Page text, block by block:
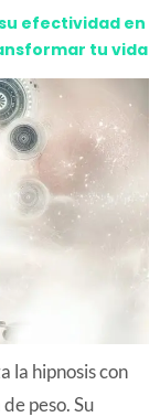
efectividad en
tu vida
la hipnosis con
peso. Su